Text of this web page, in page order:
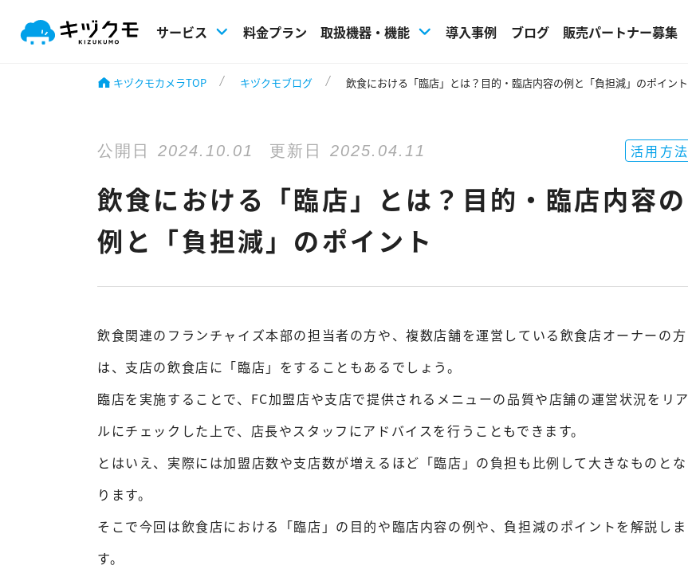
サービス 料金プラン 取扱機器・機能 導入事例 ブログ 販売パートナー募集
キヅクモカメラTOP キヅクモブログ 飲食における「臨店」とは？目的・臨店内容の例と「負担減」のポイント
公開日 2024.10.01 更新日 2025.04.11 活用方法
飲食における「臨店」とは？目的・臨店内容の
例と「負担減」のポイント
飲食関連のフランチャイズ本部の担当者の方や、複数店舗を運営している飲食店オーナーの方
は、支店の飲食店に「臨店」をすることもあるでしょう。
臨店を実施することで、FC加盟店や支店で提供されるメニューの品質や店舗の運営状況をリア
ルにチェックした上で、店長やスタッフにアドバイスを行うこともできます。
とはいえ、実際には加盟店数や支店数が増えるほど「臨店」の負担も比例して大きなものとな
ります。
そこで今回は飲食店における「臨店」の目的や臨店内容の例や、負担減のポイントを解説しま
す。